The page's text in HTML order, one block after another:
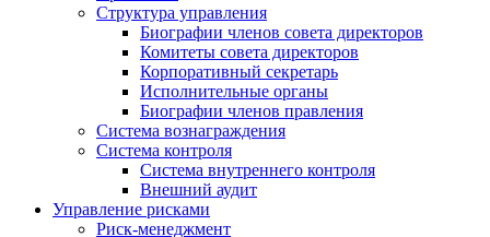
Структура управления
Биографии членов совета директоров
Комитеты совета директоров
Корпоративный секретарь
Исполнительные органы
Биографии членов правления
Система вознаграждения
Система контроля
Система внутреннего контроля
Внешний аудит
Управление рисками
Риск-менеджмент